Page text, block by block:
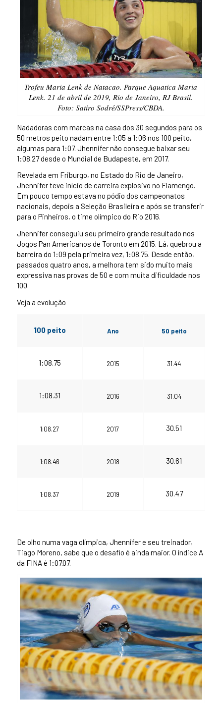
Trofeu Maria Lenk de Natacao. Parque Aquatica Maria
Lenk. 21 de abril de 2019, Rio de Janeiro, RJ Brasil.
Foto: Satiro Sodré/SSPress/CBDA.
Nadadoras com marcas na casa dos 30 segundos para os
50 metros peito nadam entre 1:05 a 1:06 nos 100 peito,
algumas para 1:07. Jhennifer não consegue baixar seu
1:08.27 desde o Mundial de Budapeste, em 2017.
Revelada em Friburgo, no Estado do Rio de Janeiro,
Jhennifer teve início de carreira explosivo no Flamengo.
Em pouco tempo estava no pódio dos campeonatos
nacionais, depois a Seleção Brasileira e após se transferir
para o Pinheiros, o time olímpico do Rio 2016.
Jhennifer conseguiu seu primeiro grande resultado nos
Jogos Pan Americanos de Toronto em 2015. Lá, quebrou a
barreira do 1:09 pela primeira vez, 1:08.75. Desde então,
passados quatro anos, a melhora tem sido muito mais
expressiva nas provas de 50 e com muita dificuldade nos
100.
Veja a evolução
100 peito Ano 50 peito
1:08.75 2015 31.44
1:08.31 2016 31.04
1:08.27 2017 30.51
1:08.46 2018 30.61
1:08.37 2019 30.47
De olho numa vaga olímpica, Jhennifer e seu treinador,
Tiago Moreno, sabe que o desafio é ainda maior. O índice A
da FINA é 1:07.07.